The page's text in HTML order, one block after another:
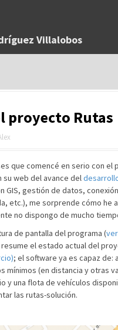
Villalobos
proyecto Rutas
que comencé en serio con el
web del avance del
GIS, gestión de datos,
etc.), me sorprende cómo
no dispongo de mucho
de pantalla del programa (
el estado actual del
; el software ya es capaz
mínimos (en distancia y otras
y una flota de vehículos
las rutas-solución.